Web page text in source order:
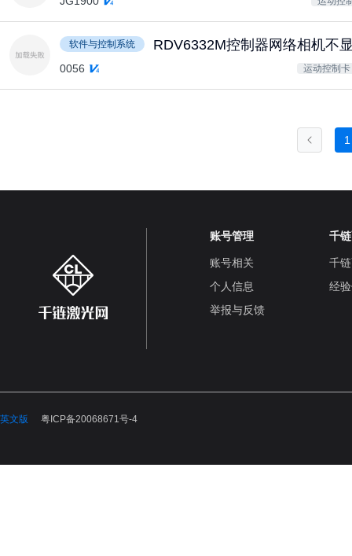
软件与控制系统 RDV6332M控制器网络相机不
0056 运动控制卡
1
账号管理
账号相关
个人信息
举报与反馈
千
千
经
英文版 粤ICP备20068671号-4